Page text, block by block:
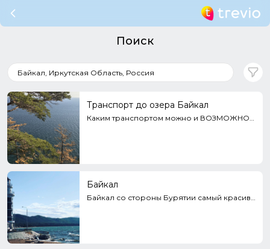
Поиск
Транспорт до озера Байкал
Каким транспортом можно и ВОЗМОЖНО добраться до Байкала? Ведь в некоторые тайные места можно попасть...
Байкал
Байкал со стороны Бурятии самый красивый, самый дикий и самый разнообразный. Но и самый мистический.